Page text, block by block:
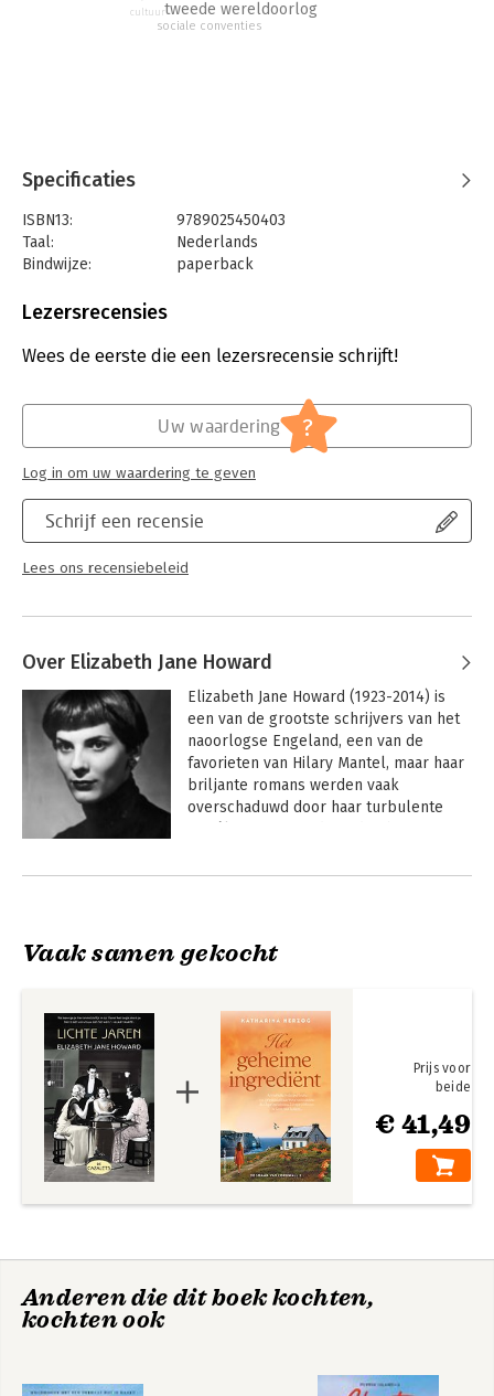
tweede wereldoorlog
sociale conventies
cultuur
Specificaties
ISBN13:
9789025450403
Taal:
Nederlands
Bindwijze:
paperback
Uitgever:
Verschijningsdatum:
18-8-2017
Literatuur en romans
De Cazalets
Lezersrecensies
Wees de eerste die een lezersrecensie schrijft!
Schrijf een recensie
Lees ons recensiebeleid
Uw waardering ?
Log in om uw waardering te geven
Over Elizabeth Jane Howard
Elizabeth Jane Howard (1923-2014) is
een van de grootste schrijvers van het
naoorlogse Engeland, een van de
favorieten van Hilary Mantel, maar haar
briljante romans werden vaak
overschaduwd door haar turbulente
gezin. Ze trouwde op negentienjarige
keuze voor een vrouw in die tijd.
Beautiful Visit, dat prompt bekroond
werd met de John Llewelyn Rhys
Memorial Prize. In 1965, na een aantal
mislukte huwelijken én succesvolle
romans, werd ze de tweede vrouw van
Kingsley Amis. Ze verliet Amis in 1980,
maar bleef contact houden met diens
zoon Martin. En het was op aanraden
van Martin Amis dat Howard in 1982
Andere boeken door Elizabeth Jane
Veranderingen Aftellen
Vaak samen gekocht
€ 41,49
Prijs voor
beide
Anderen die dit boek kochten,
kochten ook